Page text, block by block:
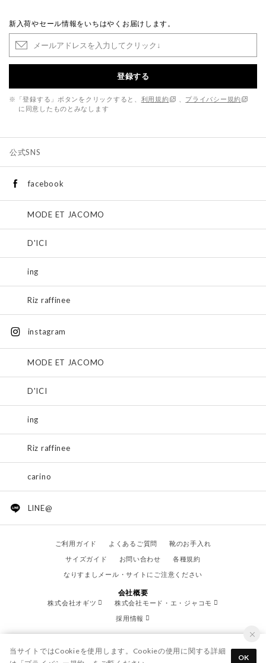
新入荷やセール情報をいちはやくお届けします。
登録する
※「登録する」ボタンをクリックすると、 利用規約
プライバシー規約
に同意したものとみなします
公式SNS
facebook
MODE ET JACOMO
D'ICI
ing
Riz raffinee
instagram
MODE ET JACOMO
D'ICI
ing
Riz raffinee
carino
LINE@
ご利用ガイド よくあるご質問
靴のお手入れ
サイズガイド
お問い合わせ
各種規約
なりすましメール・サイトにご注意ください
会社概要
株式会社オギツ
株式会社モード・エ・ジャコモ
採用情報
当サイトではCookieを使用します。Cookieの使用に関する詳細
OK